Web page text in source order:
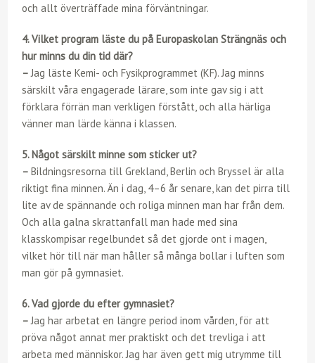
och allt överträffade mina förväntningar.
4. Vilket program läste du på Europaskolan Strängnäs och
hur minns du din tid där?
–Jag läste Kemi- och Fysikprogrammet (KF). Jag minns
särskilt våra engagerade lärare, som inte gav sig i att
förklara förrän man verkligen förstått, och alla härliga
vänner man lärde känna i klassen.
5. Något särskilt minne som sticker ut?
–Bildningsresorna till Grekland, Berlin och Bryssel är alla
riktigt fina minnen. Än i dag, 4–6 år senare, kan det pirra till
lite av de spännande och roliga minnen man har från dem.
Och alla galna skrattanfall man hade med sina
klasskompisar regelbundet så det gjorde ont i magen,
vilket hör till när man håller så många bollar i luften som
man gör på gymnasiet.
6. Vad gjorde du efter gymnasiet?
–Jag har arbetat en längre period inom vården, för att
pröva något annat mer praktiskt och det trevliga i att
arbeta med människor. Jag har även gett mig utrymme till